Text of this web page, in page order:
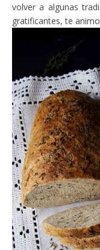
volver a algunas
gratificantes, te